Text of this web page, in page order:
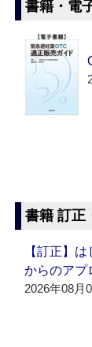
書籍・電
書籍 訂正
【訂正】
からのアプ
2026年08月